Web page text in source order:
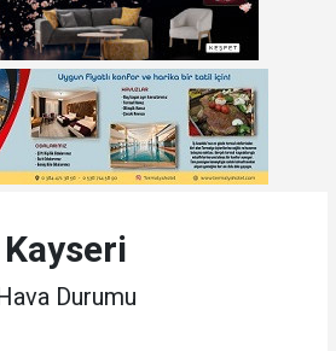
Kayseri
Durumu